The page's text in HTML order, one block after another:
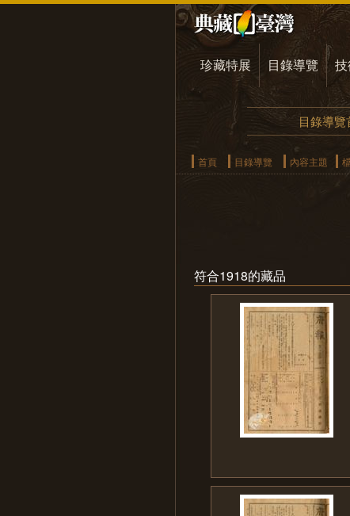
珍藏特展 目錄導覽
目錄導覽
首頁 目錄導覽 內容主題
符合1918的藏品